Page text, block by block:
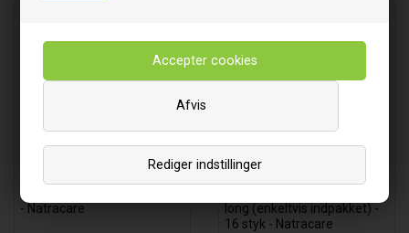
Rediger indstillinger
Afvis
Trusseindlæg buede - 30 stk
- Natracare
long (enkeltvis indpakket) -
16 styk - Natracare